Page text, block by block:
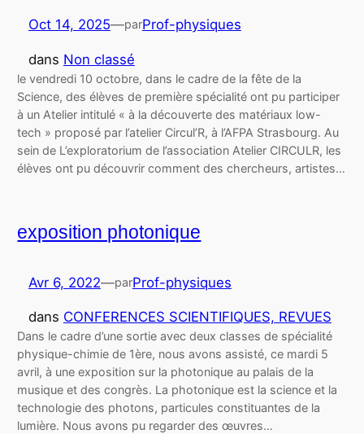
Oct 14, 2025—parProf-physiques
dans Non classé
le vendredi 10 octobre, dans le cadre de la fête de la
Science, des élèves de première spécialité ont pu participer
à un Atelier intitulé « à la découverte des matériaux low-
tech » proposé par l’atelier Circul’R, à l’AFPA Strasbourg. Au
sein de L’exploratorium de l’association Atelier CIRCULR, les
élèves ont pu découvrir comment des chercheurs, artistes…
exposition photonique
Avr 6, 2022—parProf-physiques
dans CONFERENCES SCIENTIFIQUES, REVUES
Dans le cadre d’une sortie avec deux classes de spécialité
physique-chimie de 1ère, nous avons assisté, ce mardi 5
avril, à une exposition sur la photonique au palais de la
musique et des congrès. La photonique est la science et la
technologie des photons, particules constituantes de la
lumière. Nous avons pu regarder des œuvres…